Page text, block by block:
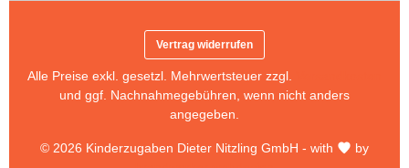
Vertrag widerrufen
© 2026 Kinderzugaben Dieter Nitzling GmbH - with
by
Alle Preise exkl. gesetzl. Mehrwertsteuer zzgl.
und ggf. Nachnahmegebühren, wenn nicht anders
angegeben.